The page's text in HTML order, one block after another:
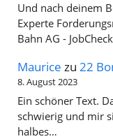
Und nach deinem
Experte
Bahn AG -
Maurice zu 22
8. August 2023
Ein schöner Text.
schwierig und mir
halbes…